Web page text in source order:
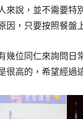
來說，並不需要特
因，只要按照餐盤
幾位同仁來詢問日
很高的，希望經過